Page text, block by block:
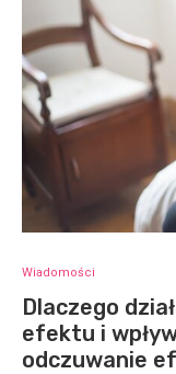
Wiadomości
Dlaczego
efektu i
odczuwanie